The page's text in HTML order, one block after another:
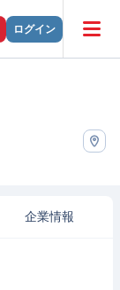
ログイン
企業情報